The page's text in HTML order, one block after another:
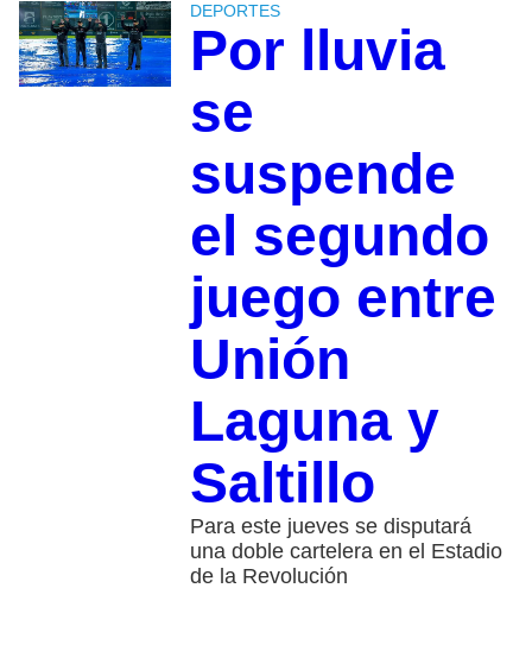
DEPORTES
Por lluvia
se
suspende
el segundo
juego entre
Unión
Laguna y
Saltillo
Para este jueves se disputará
una doble cartelera en el Estadio
de la Revolución